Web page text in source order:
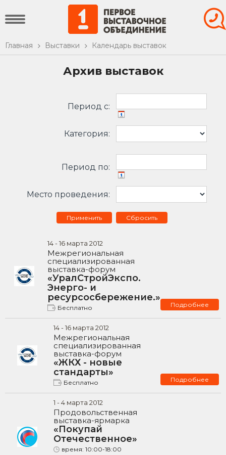
Главная Выставки Календарь выставок
Архив выставок
Период c:
Категория:
Период по:
Место проведения:
Сбросить
14-16 марта 2012
Межрегиональная
специализированная
выставка-форум
«УралСтройЭкспо.
Энерго- и
ресурсосбережение.»
Бесплатно Подробнее
14-16марта 2012
Межрегиональная
специализированная
выставка-форум
«ЖКХ - новые
стандарты»
Бесплатно Подробнее
1 -4марта 2012
Продовольственная
выставка-ярмарка
«Покупай
Отечественное»
время: 10:00-18:00